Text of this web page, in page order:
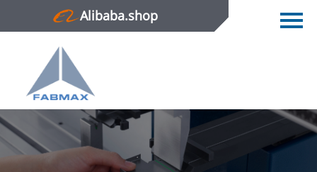
Alibaba.shop
Главная
Продукция
Новости
О нас
Контактная информация